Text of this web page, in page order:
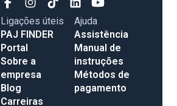
Ligações úteis
PAJ FINDER
Portal
Sobre a
empresa
Blog
Carreiras
Ajuda
Assistência
Manual de
instruções
Métodos de
pagamento